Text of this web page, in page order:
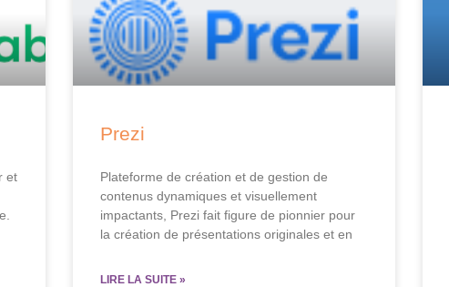
et
Prezi
Plateforme de création et de gestion de
contenus dynamiques et visuellement
impactants, Prezi fait figure de pionnier pour
la création de présentations originales et en
LIRE LA SUITE »